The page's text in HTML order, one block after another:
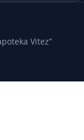
Vitez”